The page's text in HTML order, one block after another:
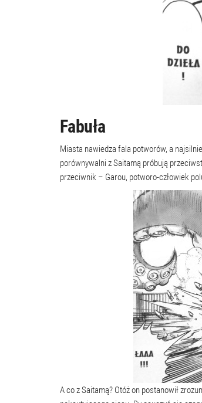
Fabuła
Miasta nawiedza fala potworów, a
porównywalni z Saitamą próbują
przeciwnik – Garou, potworo-człowiek
A co z Saitamą? Otóż on postanowił